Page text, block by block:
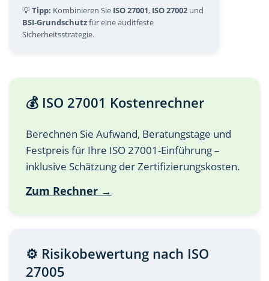
💡Tipp: Kombinieren Sie ISO 27001, ISO 27002 und
BSI-Grundschutzfür eine auditfeste
Sicherheitsstrategie.
💰 ISO 27001 Kostenrechner
Berechnen Sie Aufwand, Beratungstage und
Festpreis für Ihre ISO 27001-Einführung –
inklusive Schätzung der Zertifizierungskosten.
Zum Rechner →
⚙️ Risikobewertung nach ISO
27005